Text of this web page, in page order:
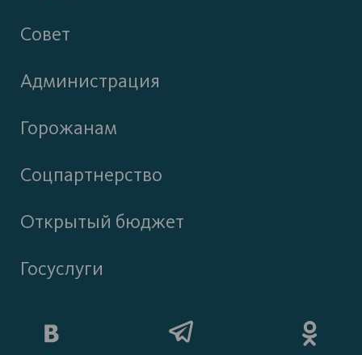
Совет
Администрация
Горожанам
Соцпартнерство
Открытый бюджет
Госуслуги